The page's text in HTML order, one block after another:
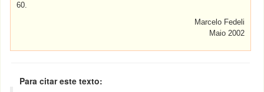
60.
Marcelo Fedeli
Maio 2002
Para citar este texto: